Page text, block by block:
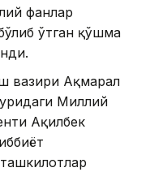
фанлар
ўтган қўшма
вазири Ақмарал
Миллий
Ақилбек